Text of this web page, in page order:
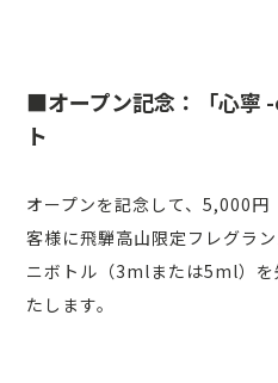
■オープン記念：「心寧
ト
オープンを記念して、5,000
客様に飛騨高山限定フレグラ
ニボトル（3mlまたは5ml）
たします。